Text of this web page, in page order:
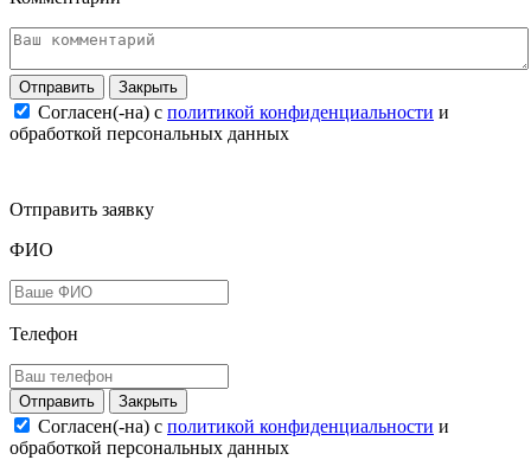
Закрыть
Согласен(-на) c политикой конфиденциальности и
обработкой персональных данных
Отправить заявку
ФИО
Телефон
Закрыть
Согласен(-на) c политикой конфиденциальности и
обработкой персональных данных